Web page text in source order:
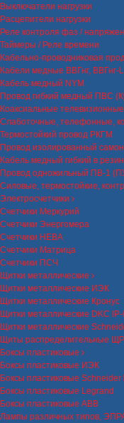
Выключатели нагрузки
Расцепители нагрузки
Реле контроля фаз /
Таймеры / Реле времени
Кабельно-проводниковая
Кабели медные ВВГнг, ВВГнг-
Кабель медный NYM
Провод гибкий медный ПВС
Коаксиальные
Слаботочные, телефонные,
Термостойкий провод РКГМ
Провод изолированный
Кабель медный гибкий в
Провод одножильный ПВ-1
Силовые, термостойкие,
Электросчетчики
Счетчики Меркурий
Счетчики Энергомера
Счетчики НЕВА
Счетчики Матрица
Счетчики ПСЧ
Щитки металлические
Щитки металлические ИЭК
Щитки металлические Кронус
Щитки металлические DKC IP-
Щитки металлические
Щиты распределительные
Боксы пластиковые
Боксы пластиковые ИЭК
Боксы пластиковые Schneider
Боксы пластиковые Legrand
Боксы пластиковые ABB
Лампы различных типов,